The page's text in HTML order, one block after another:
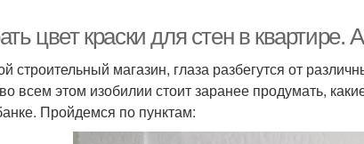
цвет краски для стен в квартире.
строительный магазин, глаза разбегутся от
всем этом изобилии стоит заранее продумать,
Пройдемся по пунктам: